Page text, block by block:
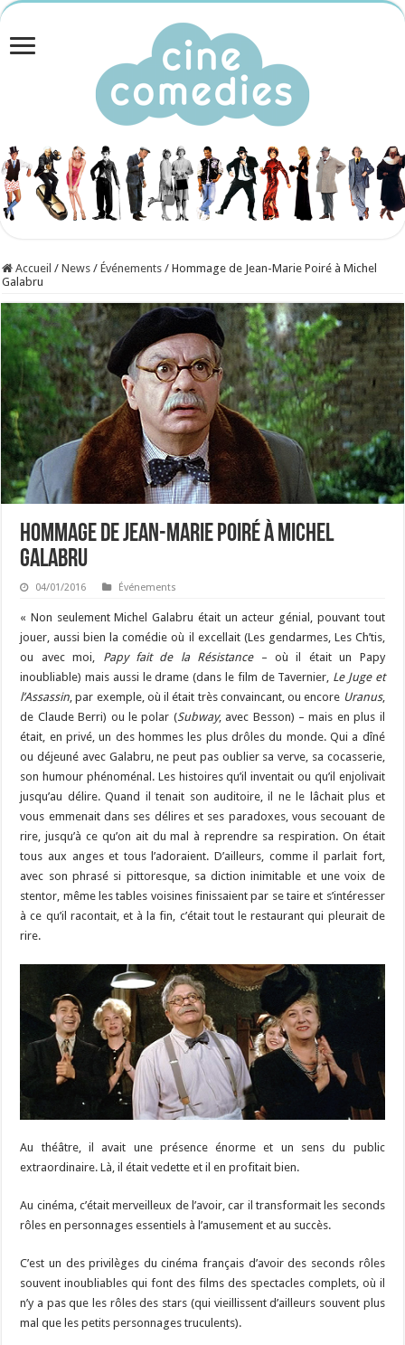
Accueil / News / Événements / Hommage de Jean-Marie Poiré à Michel
Galabru
Hommage de Jean-Marie Poiré à Michel
Galabru
04/01/2016 Événements
« Non seulement Michel Galabru était un acteur génial, pouvant tout
jouer, aussi bien la comédie où il excellait (Les gendarmes, Les Ch’tis,
ou avec moi, Papy fait de la Résistance– où il était un Papy
inoubliable) mais aussi le drame (dans le film de Tavernier, Le Juge et
l’Assassin, par exemple, où il était très convaincant, ou encore Uranus,
de Claude Berri) ou le polar (Subway, avec Besson) – mais en plus il
était, en privé, un des hommes les plus drôles du monde. Qui a dîné
ou déjeuné avec Galabru, ne peut pas oublier sa verve, sa cocasserie,
son humour phénoménal. Les histoires qu’il inventait ou qu’il enjolivait
jusqu’au délire. Quand il tenait son auditoire, il ne le lâchait plus et
vous emmenait dans ses délires et ses paradoxes, vous secouant de
rire, jusqu’à ce qu’on ait du mal à reprendre sa respiration. On était
tous aux anges et tous l’adoraient. D’ailleurs, comme il parlait fort,
avec son phrasé si pittoresque, sa diction inimitable et une voix de
stentor, même les tables voisines finissaient par se taire et s’intéresser
à ce qu’il racontait, et à la fin, c’était tout le restaurant qui pleurait de
rire.
Au théâtre, il avait une présence énorme et un sens du public
extraordinaire. Là, il était vedette et il en profitait bien.
Au cinéma, c’était merveilleux de l’avoir, car il transformait les seconds
rôles en personnages essentiels à l’amusement et au succès.
C’est un des privilèges du cinéma français d’avoir des seconds rôles
souvent inoubliables qui font des films des spectacles complets, où il
n’y a pas que les rôles des stars (qui vieillissent d’ailleurs souvent plus
mal que les petits personnages truculents).